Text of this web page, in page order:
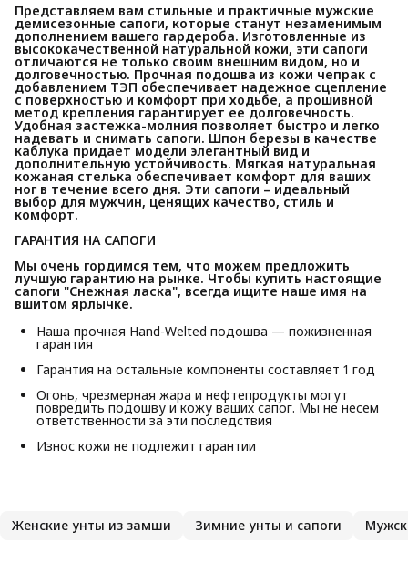
Представляем вам стильные и практичные мужские
демисезонные сапоги, которые станут незаменимым
дополнением вашего гардероба. Изготовленные из
высококачественной натуральной кожи, эти сапоги
отличаются не только своим внешним видом, но и
долговечностью. Прочная подошва из кожи чепрак с
добавлением ТЭП обеспечивает надежное сцепление
с поверхностью и комфорт при ходьбе, а прошивной
метод крепления гарантирует ее долговечность.
Удобная застежка-молния позволяет быстро и легко
надевать и снимать сапоги. Шпон березы в качестве
каблука придает модели элегантный вид и
дополнительную устойчивость. Мягкая натуральная
кожаная стелька обеспечивает комфорт для ваших
ног в течение всего дня. Эти сапоги – идеальный
выбор для мужчин, ценящих качество, стиль и
комфорт.
ГАРАНТИЯ НА САПОГИ
Мы очень гордимся тем, что можем предложить
лучшую гарантию на рынке. Чтобы купить настоящие
сапоги "Снежная ласка", всегда ищите наше имя на
вшитом ярлычке.
Наша прочная Hand-Welted подошва — пожизненная
гарантия
Гарантия на остальные компоненты составляет 1 год
Огонь, чрезмерная жара и нефтепродукты могут
повредить подошву и кожу ваших сапог. Мы не несем
ответственности за эти последствия
Износ кожи не подлежит гарантии
Женские унты из замши Зимние унты и сапоги